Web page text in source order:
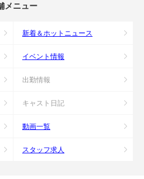
メニュー
新着＆ホットニュース
イベント情報
出勤情報
キャスト日記
動画一覧
スタッフ求人